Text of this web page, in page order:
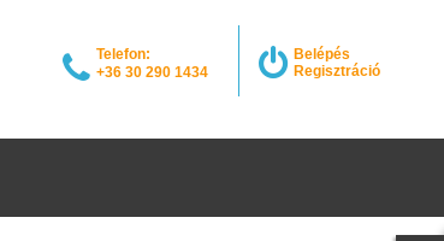
Belépés
Regisztráció
Telefon:
+36 30 290 1434